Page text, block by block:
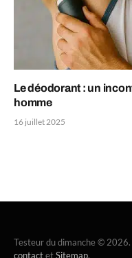
Le déodorant : un
homme
16 juillet 2025
Testeur du dimanche ©
contactetSitemap.